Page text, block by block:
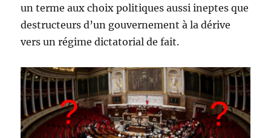
un terme aux choix politiques aussi ineptes que
destructeurs d’un gouvernement à la dérive
vers un régime dictatorial de fait.